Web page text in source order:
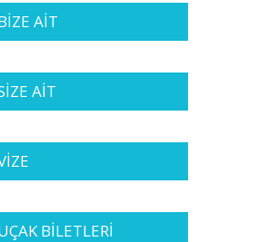
AİT
AİT
BİLETLERİ